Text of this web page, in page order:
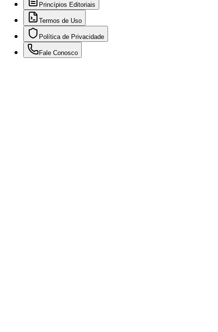
Princípios Editoriais
Termos de Uso
Política de Privacidade
Fale Conosco